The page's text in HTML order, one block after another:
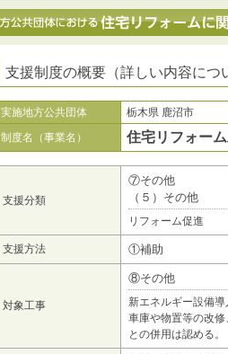
支援制度の概要（詳しい内容につ
実施地方公共団体
栃木県 鹿沼市
制度名（事業名）
住宅リフォー
支援分類
⑦その他
（５）その他
リフォーム促進
支援方法 ①補助
対象工事
⑧その他
新エネルギー設備
車庫や物置等の改
との併用は認める。